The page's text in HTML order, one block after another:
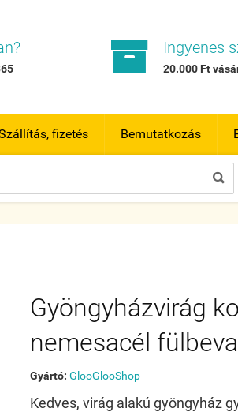
 Ingyenes
20.000 Ft
fizetés Bemutatkozás

Gyöngyházvirág
nemesacél
Gyártó: GlooGlooShop
Kedves, virág alakú gyöngyház